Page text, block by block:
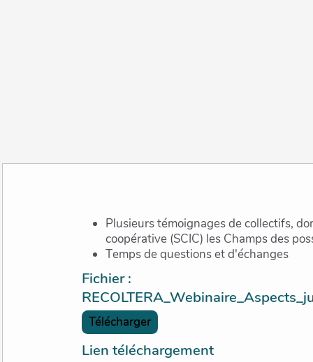
Plusieurs témoignages de collectifs, dont la ferme de Beletre et la
coopérative (SCIC) les Champs des
Temps de questions et d'échanges
Fichier :
Télécharger
Lien téléchargement